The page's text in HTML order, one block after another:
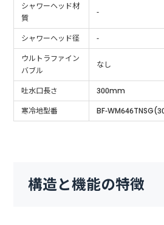
シャワーヘッド材
質
-
シャワーヘッド径
-
ウルトラファイン
バブル
なし
吐水口長さ
300mm
寒冷地型番
BF-
構造と機能の特徴